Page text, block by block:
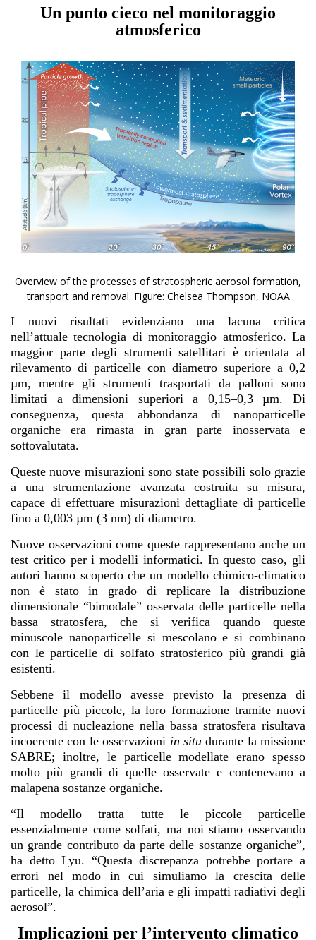
Un punto cieco nel monitoraggio
atmosferico
Overview of the processes of stratospheric aerosol formation,
transport and removal. Figure: Chelsea Thompson, NOAA
I nuovi risultati evidenziano una lacuna critica
nell’attuale tecnologia di monitoraggio atmosferico. La
maggior parte degli strumenti satellitari è orientata al
rilevamento di particelle con diametro superiore a 0,2
µm, mentre gli strumenti trasportati da palloni sono
limitati a dimensioni superiori a 0,15–0,3 µm. Di
conseguenza, questa abbondanza di nanoparticelle
organiche era rimasta in gran parte inosservata e
sottovalutata.
Queste nuove misurazioni sono state possibili solo grazie
a una strumentazione avanzata costruita su misura,
capace di effettuare misurazioni dettagliate di particelle
fino a 0,003 µm (3 nm) di diametro.
Nuove osservazioni come queste rappresentano anche un
test critico per i modelli informatici. In questo caso, gli
autori hanno scoperto che un modello chimico-climatico
non è stato in grado di replicare la distribuzione
dimensionale “bimodale” osservata delle particelle nella
bassa stratosfera, che si verifica quando queste
minuscole nanoparticelle si mescolano e si combinano
con le particelle di solfato stratosferico più grandi già
esistenti.
Sebbene il modello avesse previsto la presenza di
particelle più piccole, la loro formazione tramite nuovi
processi di nucleazione nella bassa stratosfera risultava
incoerente con le osservazioni in situdurante la missione
SABRE; inoltre, le particelle modellate erano spesso
molto più grandi di quelle osservate e contenevano a
malapena sostanze organiche.
“Il modello tratta tutte le piccole particelle
essenzialmente come solfati, ma noi stiamo osservando
un grande contributo da parte delle sostanze organiche”,
ha detto Lyu. “Questa discrepanza potrebbe portare a
errori nel modo in cui simuliamo la crescita delle
particelle, la chimica dell’aria e gli impatti radiativi degli
aerosol”.
Implicazioni per l’intervento climatico